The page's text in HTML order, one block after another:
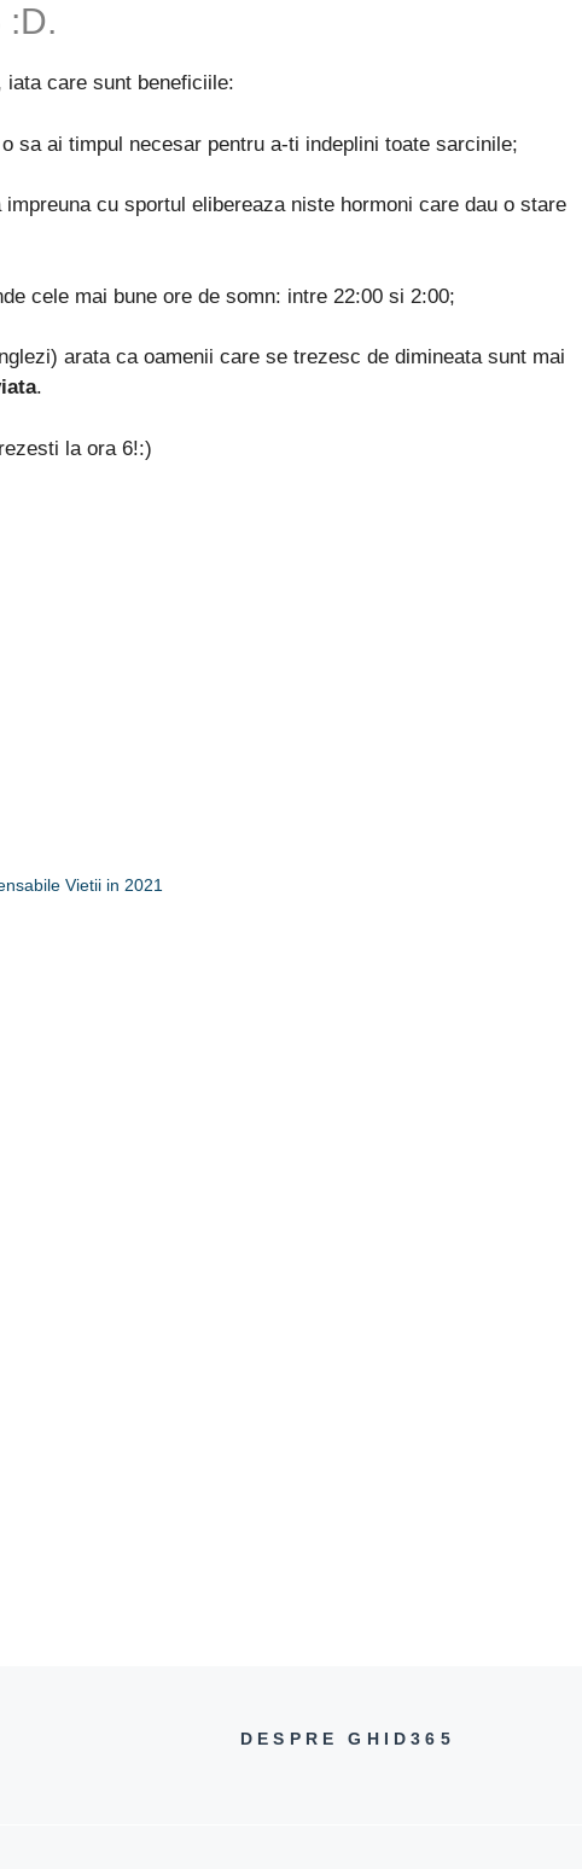
:D.
iata care sunt beneficiile:
sa ai timpul necesar pentru a-ti indeplini toate sarcinile;
impreuna cu sportul elibereaza niste hormoni care dau o stare
cele mai bune ore de somn: intre 22:00 si 2:00;
arata ca oamenii care se trezesc de dimineata sunt mai
.
la ora 6!:)
Vietii in 2021
DESPRE GHID365